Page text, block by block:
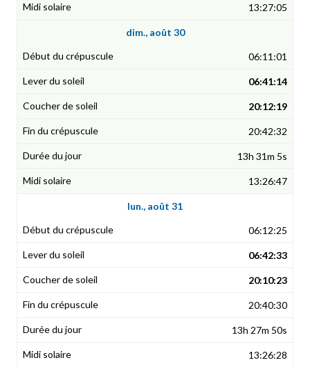
13:27:05
dim., août 30
06:11:01
06:41:14
20:12:19
20:42:32
13h 31m 5s
13:26:47
lun., août 31
06:12:25
06:42:33
20:10:23
20:40:30
13h 27m 50s
13:26:28